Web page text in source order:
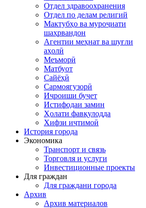
Отдел здравоохранения
Отдел по делам религий
Мактубҳо ва муроҷиати
шаҳрвандон
Агентии меҳнат ва шуғли
аҳолӣ
Меъморӣ
Матбуот
Сайёҳӣ
Сармоягузорӣ
Иҷроиши буҷет
Истифодаи замин
Ҳолати фавқулодда
Хифзи иҷтимоӣ
История города
Экономика
Транспорт и связь
Торговля и услуги
Инвестиционные проекты
Для граждан
Для граждани города
Архив
Архив материалов